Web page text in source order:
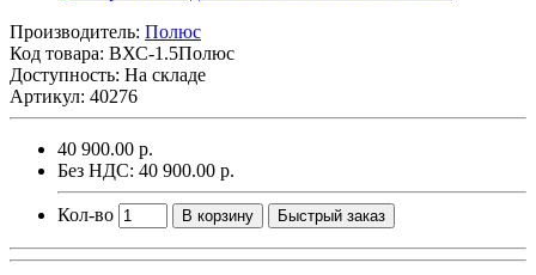
Производитель: Полюс
Код товара: ВХС-1.5Полюс
Доступность: На складе
Артикул: 40276
40 900.00 р.
Без НДС: 40 900.00 р.
Кол-во В корзину Быстрый заказ